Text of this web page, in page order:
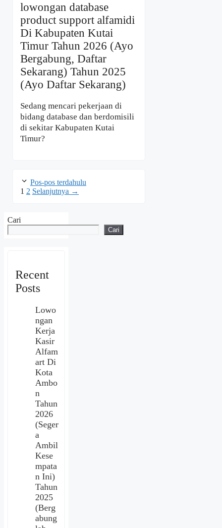
lowongan database
product support alfamidi
Di Kabupaten Kutai
Timur Tahun 2026 (Ayo
Bergabung, Daftar
Sekarang) Tahun 2025
(Ayo Daftar Sekarang)
Sedang mencari pekerjaan di
bidang database dan berdomisili
di sekitar Kabupaten Kutai
Timur?
Pos-pos terdahulu
Halaman
1 Halaman
2 Selanjutnya →
Cari
Cari
Recent
Posts
Lowo
ngan
Kerja
Kasir
Alfam
art Di
Kota
Ambo
n
Tahun
2026
(Seger
a
Ambil
Kese
mpata
n Ini)
Tahun
2025
(Berg
abung